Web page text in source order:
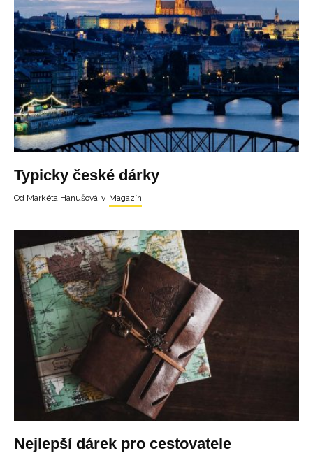
Typicky české dárky
Od Markéta Hanušová v Magazín
Nejlepší dárek pro cestovatele